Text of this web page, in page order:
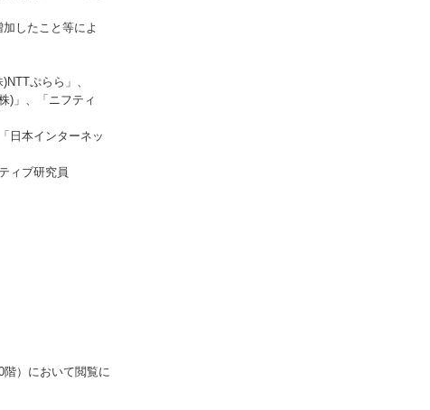
したこと等によ
ぷらら」、
)」、「ニフティ
日本インターネッ
ィブ研究員
）において閲覧に